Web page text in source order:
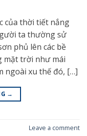
của thời tiết nắng
ta thường sử
phủ lên các bề
mặt trời như mái
ngoài xu thế đó, […]
→
Leave a comment